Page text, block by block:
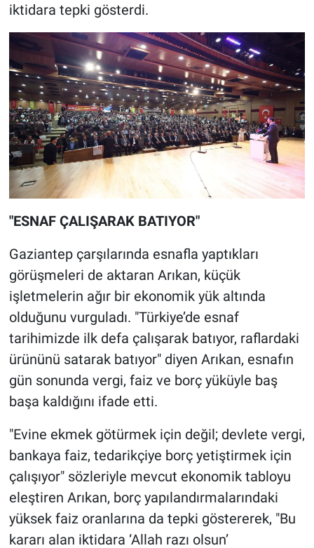
iktidara tepki gösterdi.
"ESNAF ÇALIŞARAK BATIYOR"
Gaziantep çarşılarında esnafla yaptıkları
görüşmeleri de aktaran Arıkan, küçük
işletmelerin ağır bir ekonomik yük altında
olduğunu vurguladı. "Türkiye’de esnaf
tarihimizde ilk defa çalışarak batıyor, raflardaki
ürününü satarak batıyor" diyen Arıkan, esnafın
gün sonunda vergi, faiz ve borç yüküyle baş
başa kaldığını ifade etti.
"Evine ekmek götürmek için değil; devlete vergi,
bankaya faiz, tedarikçiye borç yetiştirmek için
çalışıyor" sözleriyle mevcut ekonomik tabloyu
eleştiren Arıkan, borç yapılandırmalarındaki
yüksek faiz oranlarına da tepki göstererek, "Bu
kararı alan iktidara ‘Allah razı olsun’